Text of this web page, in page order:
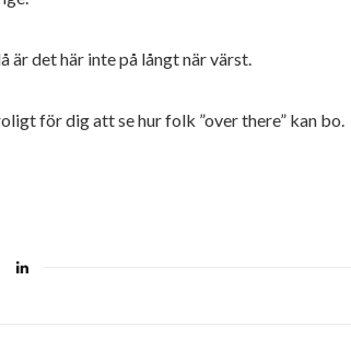
är det här inte på långt när värst.
för dig att se hur folk ”over there” kan bo.